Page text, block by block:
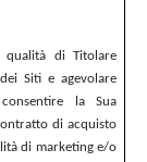
qualità di Titolare
Siti e agevolare
la Sua
di acquisto
di marketing e/o